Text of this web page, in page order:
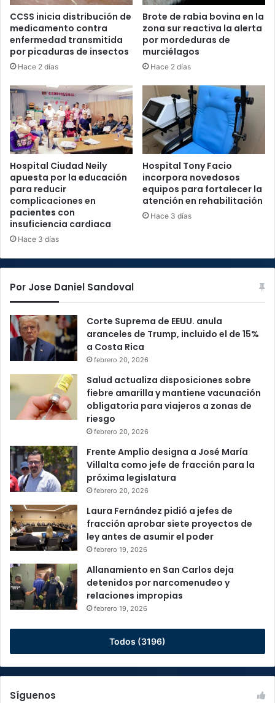
CCSS inicia distribución de
medicamento contra
enfermedad transmitida
por picaduras de insectos
Hace 2 días
Brote de rabia bovina en la
zona sur reactiva la alerta
por mordeduras de
murciélagos
Hace 2 días
Hospital Ciudad Neily
apuesta por la educación
para reducir
complicaciones en
pacientes con
insuficiencia cardiaca
Hace 3 días
Hospital Tony Facio
incorpora novedosos
equipos para fortalecer la
atención en rehabilitación
Hace 3 días
Por Jose Daniel Sandoval
Corte Suprema de EEUU. anula
aranceles de Trump, incluido el de 15%
a Costa Rica
febrero 20, 2026
Salud actualiza disposiciones sobre
fiebre amarilla y mantiene vacunación
obligatoria para viajeros a zonas de
riesgo
febrero 20, 2026
Frente Amplio designa a José María
Villalta como jefe de fracción para la
próxima legislatura
febrero 20, 2026
Laura Fernández pidió a jefes de
fracción aprobar siete proyectos de
ley antes de asumir el poder
febrero 19, 2026
Allanamiento en San Carlos deja
detenidos por narcomenudeo y
relaciones impropias
febrero 19, 2026
Todos (3196)
Síguenos